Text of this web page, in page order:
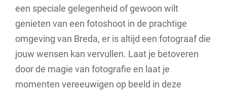
een speciale gelegenheid of gewoon wilt
genieten van een fotoshoot in de prachtige
omgeving van Breda, er is altijd een fotograaf die
jouw wensen kan vervullen. Laat je betoveren
door de magie van fotografie en laat je
momenten vereeuwigen op beeld in deze